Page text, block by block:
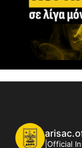
|Official